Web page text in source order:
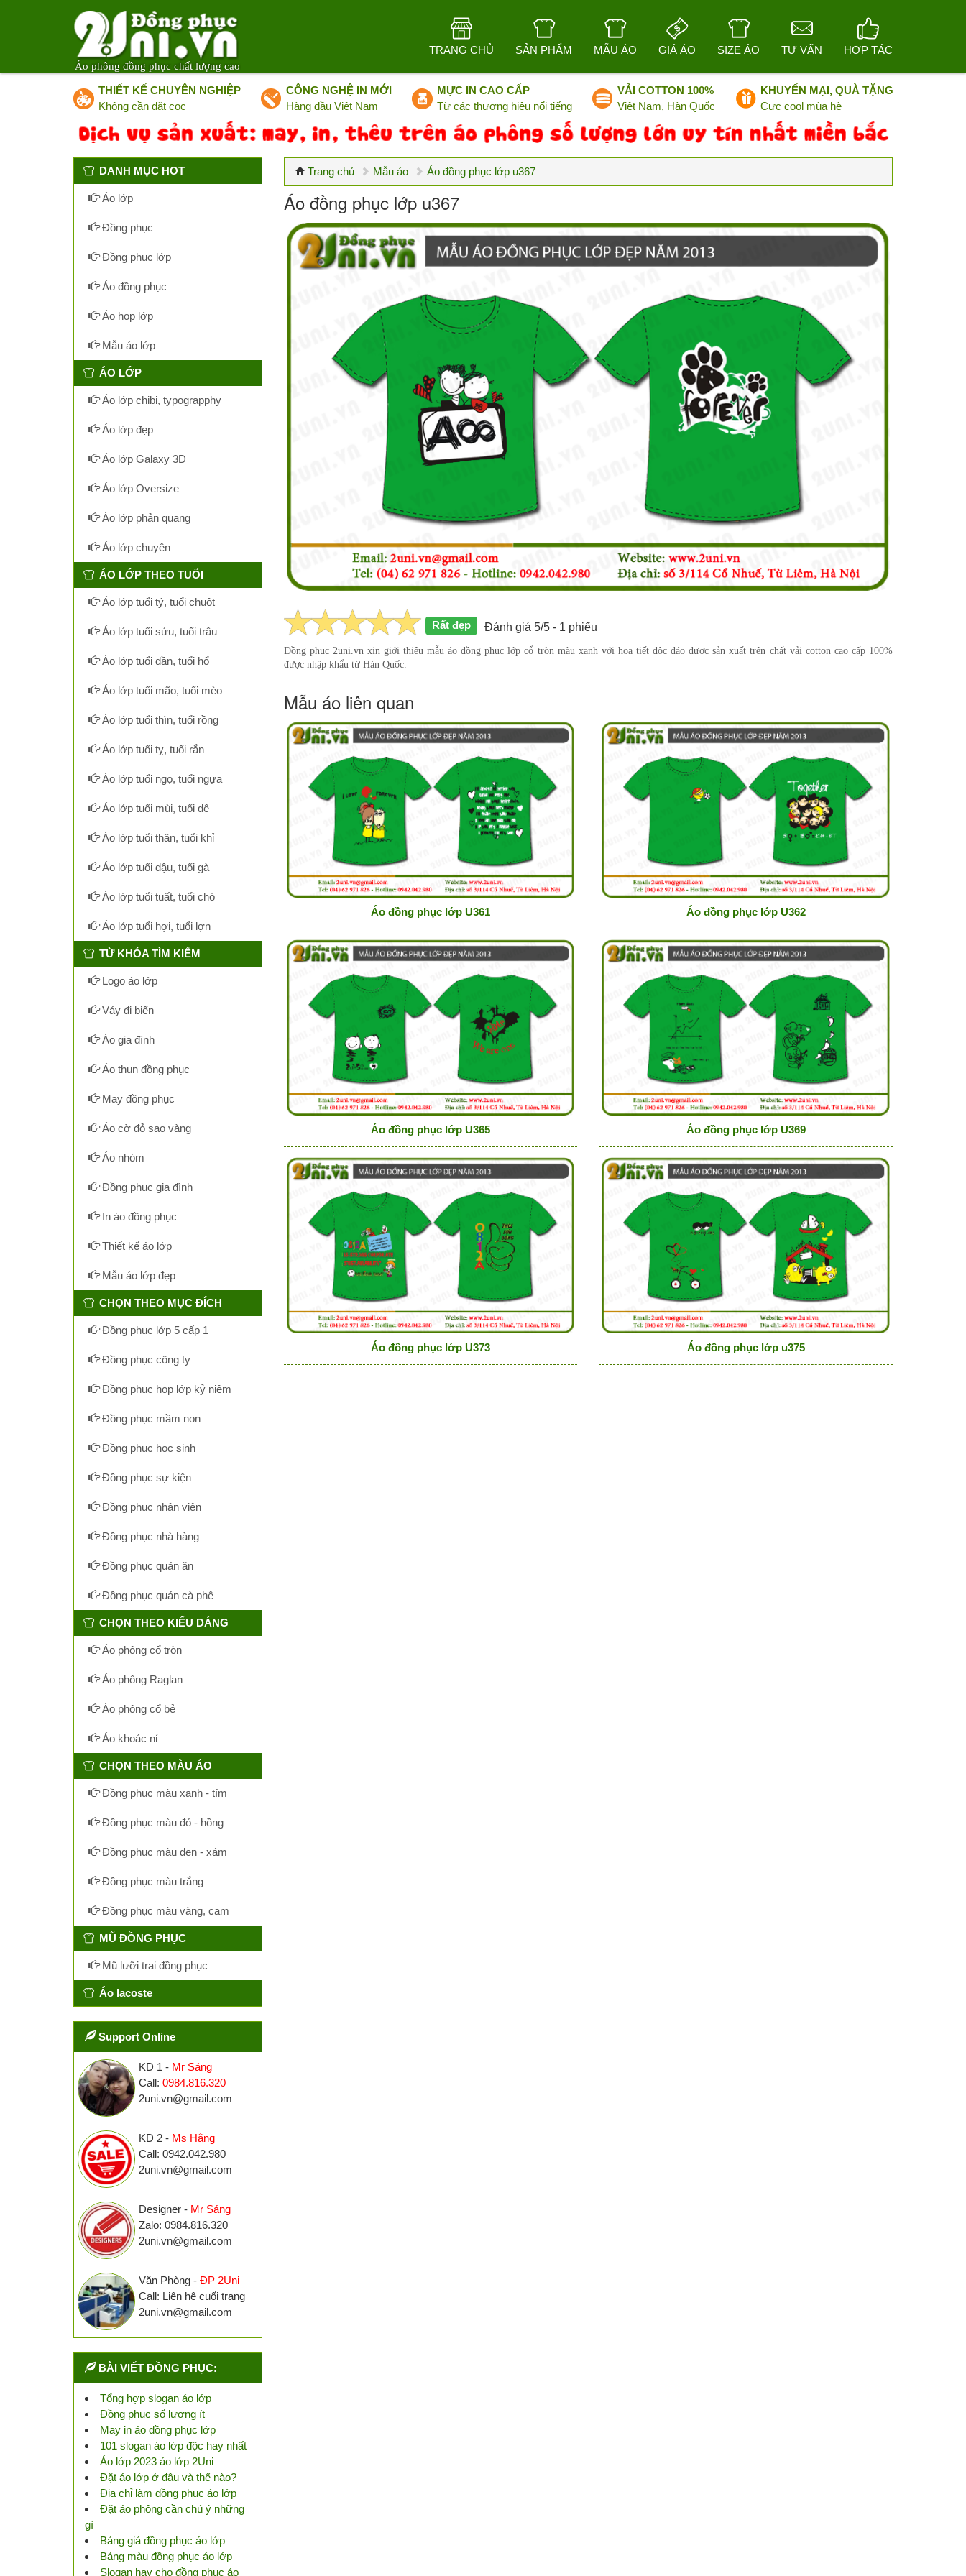
Áo phông đồng phục chất lượng cao
TRANG CHỦ SẢN PHẨM MẪU ÁO GIÁ ÁO SIZE ÁO TƯ VẤN HỢP TÁC
THIẾT KẾ CHUYÊN NGHIỆP
Không cần đặt cọc
CÔNG NGHỆ IN MỚI
Hàng đầu Việt Nam
MỰC IN CAO CẤP
Từ các thương hiệu nổi tiếng
VẢI COTTON 100%
Việt Nam, Hàn Quốc
KHUYẾN MẠI, QUÀ TẶNG
Cực cool mùa hè
Trang chủ Mẫu áo Áo đồng phục lớp u367
Áo đồng phục lớp u367
Rất đẹp Đánh giá 5/5 - 1 phiếu
Đồng phục 2uni.vn xin giới thiệu mẫu áo đồng phục lớp cổ tròn màu xanh với họa tiết độc đáo được sản xuất trên chất vải cotton cao cấp 100%
được nhập khẩu từ Hàn Quốc.
Mẫu áo liên quan
Áo đồng phục lớp U361 Áo đồng phục lớp U362
Áo đồng phục lớp U365 Áo đồng phục lớp U369
Áo đồng phục lớp U373 Áo đồng phục lớp u375
DANH MỤC HOT
Áo lớp
Đồng phục
Đồng phục lớp
Áo đồng phục
Áo họp lớp
Mẫu áo lớp
ÁO LỚP
Áo lớp chibi, typograpphy
Áo lớp đẹp
Áo lớp Galaxy 3D
Áo lớp Oversize
Áo lớp phản quang
Áo lớp chuyên
ÁO LỚP THEO TUỔI
Áo lớp tuổi tý, tuổi chuột
Áo lớp tuổi sửu, tuổi trâu
Áo lớp tuổi dần, tuổi hổ
Áo lớp tuổi mão, tuổi mèo
Áo lớp tuổi thìn, tuổi rồng
Áo lớp tuổi tỵ, tuổi rắn
Áo lớp tuổi ngọ, tuổi ngựa
Áo lớp tuổi mùi, tuổi dê
Áo lớp tuổi thân, tuổi khỉ
Áo lớp tuổi dậu, tuổi gà
Áo lớp tuổi tuất, tuổi chó
Áo lớp tuổi hợi, tuổi lợn
TỪ KHÓA TÌM KIẾM
Logo áo lớp
Váy đi biển
Áo gia đình
Áo thun đồng phục
May đồng phục
Áo cờ đỏ sao vàng
Áo nhóm
Đồng phục gia đình
In áo đồng phục
Thiết kế áo lớp
Mẫu áo lớp đẹp
CHỌN THEO MỤC ĐÍCH
Đồng phục lớp 5 cấp 1
Đồng phục công ty
Đồng phục họp lớp kỷ niệm
Đồng phục mầm non
Đồng phục học sinh
Đồng phục sự kiện
Đồng phục nhân viên
Đồng phục nhà hàng
Đồng phục quán ăn
Đồng phục quán cà phê
CHỌN THEO KIỂU DÁNG
Áo phông cổ tròn
Áo phông Raglan
Áo phông cổ bẻ
Áo khoác nỉ
CHỌN THEO MÀU ÁO
Đồng phục màu xanh - tím
Đồng phục màu đỏ - hồng
Đồng phục màu đen - xám
Đồng phục màu trắng
Đồng phục màu vàng, cam
MŨ ĐỒNG PHỤC
Mũ lưỡi trai đồng phục
Áo lacoste
Support Online
KD 1 - Mr Sáng
Call: 0984.816.320
2uni.vn@gmail.com
KD 2 - Ms Hằng
Call: 0942.042.980
2uni.vn@gmail.com
Designer - Mr Sáng
Zalo: 0984.816.320
2uni.vn@gmail.com
Văn Phòng - ĐP 2Uni
Call: Liên hệ cuối trang
2uni.vn@gmail.com
BÀI VIẾT ĐỒNG PHỤC:
Tổng hợp slogan áo lớp
Đồng phục số lượng ít
May in áo đồng phục lớp
101 slogan áo lớp độc hay nhất
Áo lớp 2023 áo lớp 2Uni
Đặt áo lớp ở đâu và thế nào?
Địa chỉ làm đồng phục áo lớp
Đặt áo phông cần chú ý những
gì
Bảng giá đồng phục áo lớp
Bảng màu đồng phục áo lớp
Slogan hay cho đồng phục áo